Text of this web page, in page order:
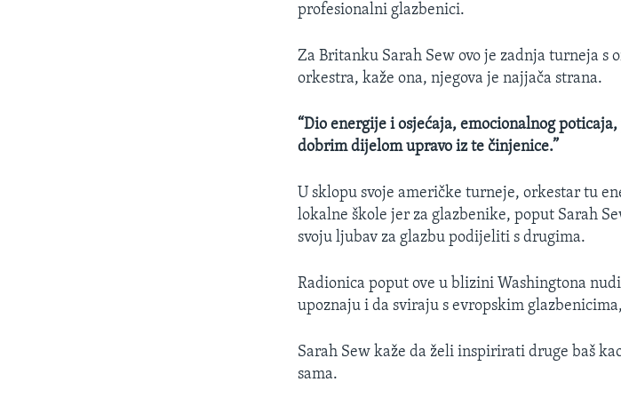
profesionalni glazbenici.
Za Britanku Sarah Sew ovo je zadnja turneja s
orkestra, kaže ona, njegova je najjača strana.
“Dio energije i osjećaja, emocionalnog
dobrim dijelom upravo iz te činjenice.”
U sklopu svoje američke turneje, orkestar tu
lokalne škole jer za glazbenike, poput Sarah
svoju ljubav za glazbu podijeliti s drugima.
Radionica poput ove u blizini Washingtona
upoznaju i da sviraju s evropskim
Sarah Sew kaže da želi inspirirati druge baš
sama.